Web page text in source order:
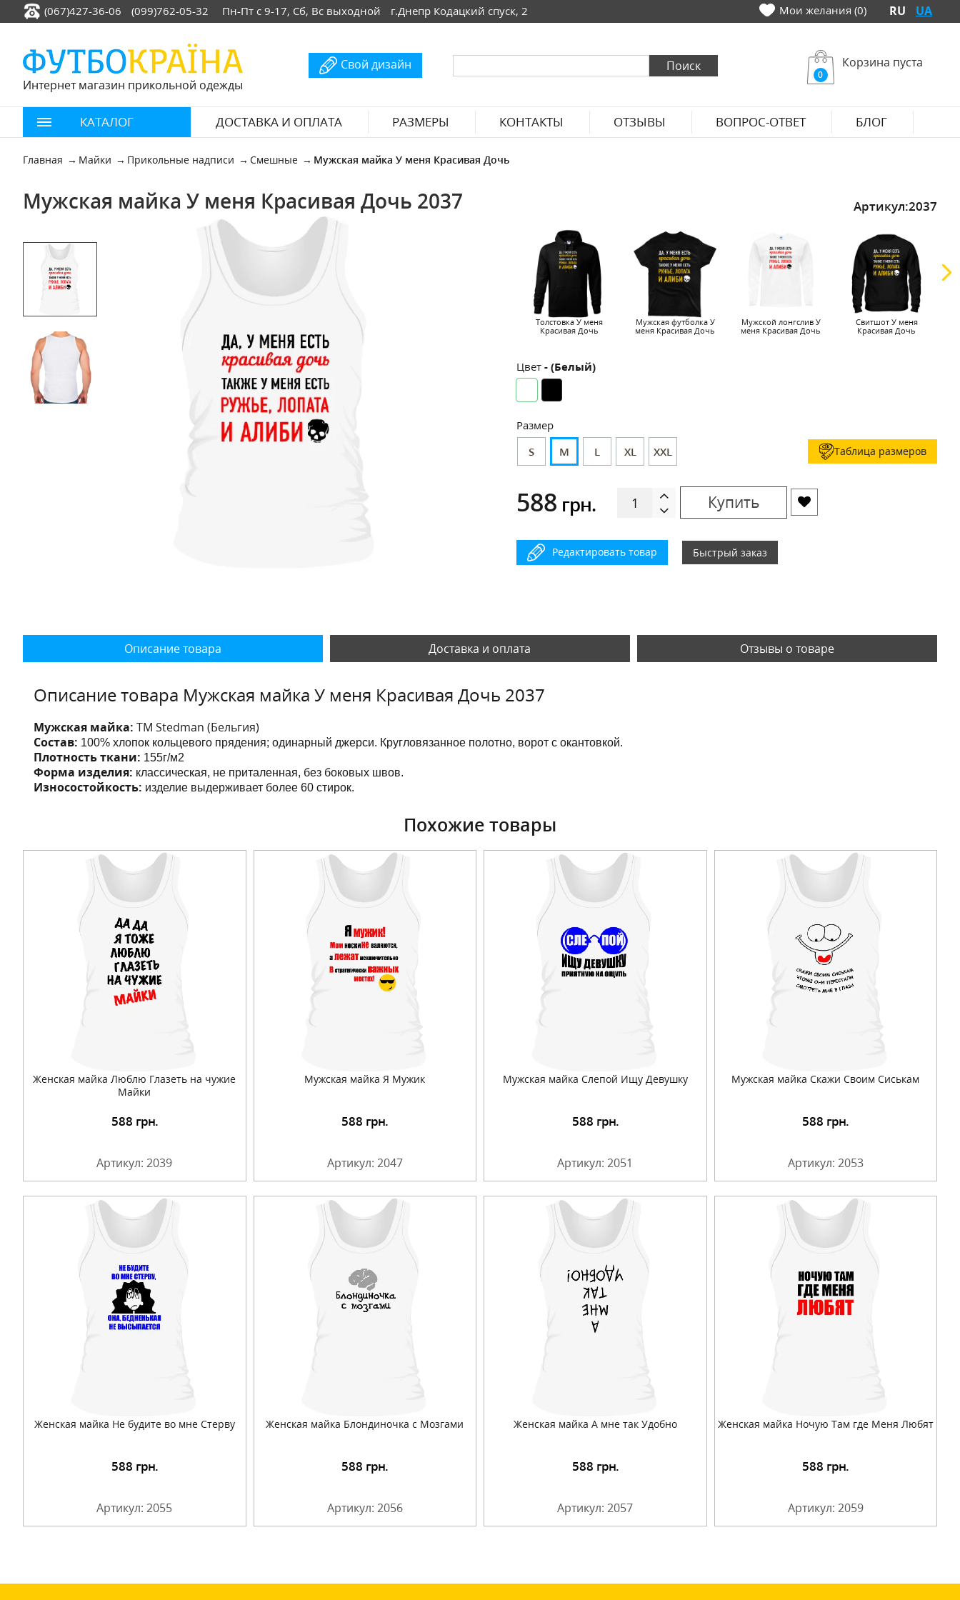
(067)427-36-06 (099)762-05-32 Пн-Пт с 9-17, Сб, Вс выходной г.Днепр Кодацкий спуск, 2 Мои желания (0) RU UA
Интернет магазин прикольной одежды
Свой дизайн
0
Корзина пуста
КАТАЛОГ ДОСТАВКА И ОПЛАТА РАЗМЕРЫ КОНТАКТЫ ОТЗЫВЫ ВОПРОС-ОТВЕТ БЛОГ
Главная Майки Прикольные надписи Смешные Мужская майка У меня Красивая Дочь
Мужская майка У меня Красивая Дочь 2037 Артикул:2037
Толстовка У меня
Красивая Дочь
Мужская футболка У
меня Красивая Дочь
Мужской лонгслив У
меня Красивая Дочь
Свитшот У меня
Красивая Дочь
Цвет - (Белый)
Размер
S
M L XL XXL Таблица размеров
588 грн. Купить
Редактировать товар Быстрый заказ
Описание товара Доставка и оплата Отзывы о товаре
Описание товара Мужская майка У меня Красивая Дочь 2037
Мужская майка: ТМ Stedman (Бельгия)
Состав: 100% хлопок кольцевого прядения; одинарный джерси. Кругловязанное полотно, ворот с окантовкой.
Плотность ткани: 155г/м2
Форма изделия: классическая, не приталенная, без боковых швов.
Износостойкость: изделие выдерживает более 60 стирок.
Похожие товары
Женская майка Люблю Глазеть на чужие
Майки
588 грн.
Артикул: 2039
Мужская майка Я Мужик
Подробнее 588 грн.
Артикул: 2047
Мужская майка Слепой Ищу Девушку
Подробнее 588 грн.
Артикул: 2051
Мужская майка Скажи Своим Сиськам
Подробнее 588 грн.
Артикул: 2053
Женская майка Не будите во мне Стерву
588 грн.
Артикул: 2055
Женская майка Блондиночка с Мозгами
Подробнее 588 грн.
Артикул: 2056
Женская майка А мне так Удобно
Подробнее 588 грн.
Артикул: 2057
Женская майка Ночую Там где Меня Любят
Подробнее 588 грн.
Артикул: 2059